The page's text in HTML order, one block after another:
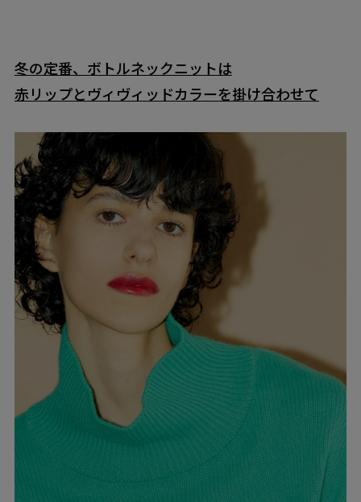
冬の定番、ボトルネックニットは
赤リップとヴィヴィッドカラーを掛け合わせて